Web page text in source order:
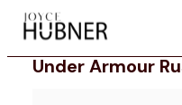
| Bekleidung Under
Under Armour